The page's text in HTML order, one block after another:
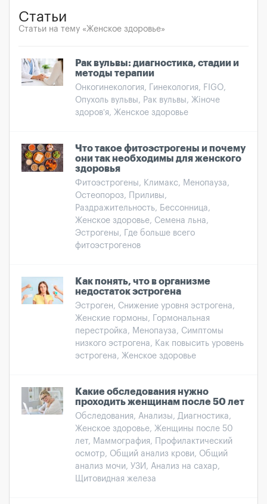
Статьи
Статьи на тему «Женское здоровье»
Рак вульвы: диагностика, стадии и
методы терапии
Онкогинекология, Гинекология, FIGO,
Опухоль вульвы, Рак вульвы, Жіноче
здоров’я, Женское здоровье
Что такое фитоэстрогены и почему
они так необходимы для женского
здоровья
Фитоэстрогены, Климакс, Менопауза,
Остеопороз, Приливы,
Раздражительность, Бессонница,
Женское здоровье, Семена льна,
Эстрогены, Где больше всего
фитоэстрогенов
Как понять, что в организме
недостаток эстрогена
Эстроген, Снижение уровня эстрогена,
Женские гормоны, Гормональная
перестройка, Менопауза, Симптомы
низкого эстрогена, Как повысить уровень
эстрогена, Женское здоровье
Какие обследования нужно
проходить женщинам после 50 лет
Обследования, Анализы, Диагностика,
Женское здоровье, Женщины после 50
лет, Маммография, Профилактический
осмотр, Общий анализ крови, Общий
анализ мочи, УЗИ, Анализ на сахар,
Щитовидная железа